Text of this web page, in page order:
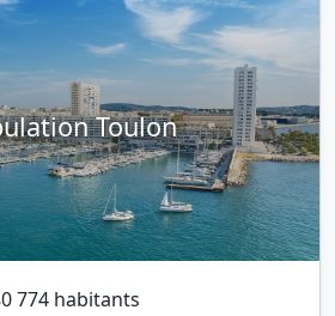
Toulon
774 habitants